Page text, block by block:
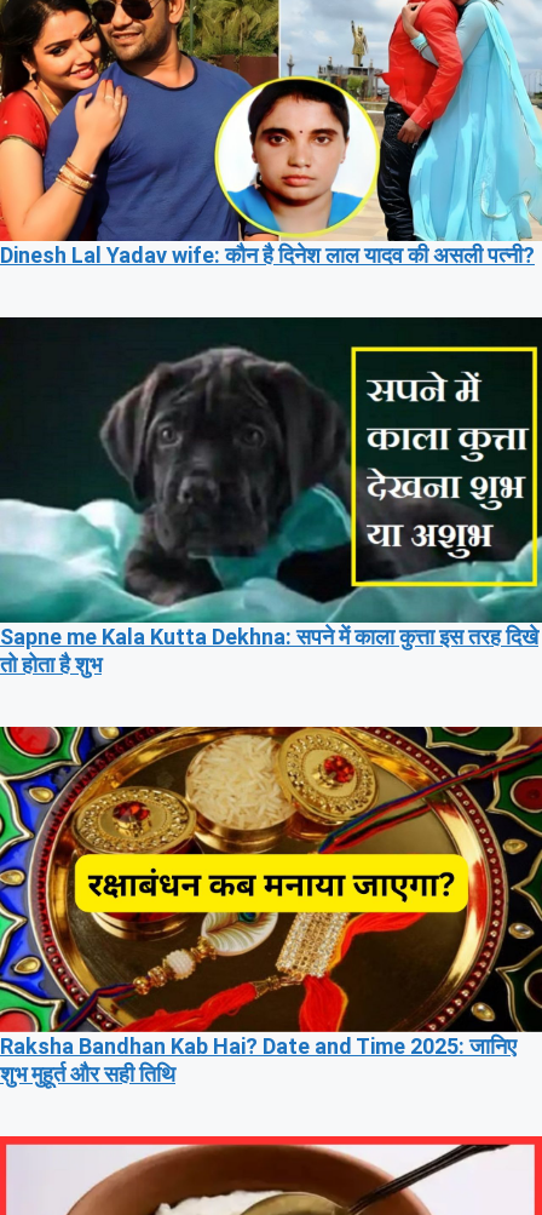
Dinesh Lal Yadav wife: कौन है दिनेश लाल यादव की असली पत्नी?
Sapne me Kala Kutta Dekhna: सपने में काला कुत्ता इस तरह दिखे
तो होता है शुभ
Raksha Bandhan Kab Hai? Date and Time 2025: जानिए
शुभ मुहूर्त और सही तिथि